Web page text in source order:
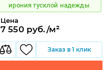
ирония тусклой надежды
Цена
7 550 руб./м²
Заказ в 1 клик